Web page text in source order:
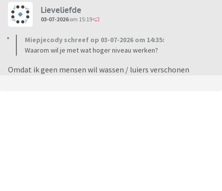
Lieveliefde
03-07-2026om 15:19
Miepjecody schreef op 03-07-2026 om 14:35:
Waarom wil je met wat hoger niveau werken?
Omdat ik geen mensen wil wassen / luiers verschonen